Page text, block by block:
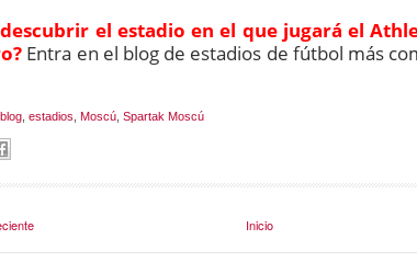
el estadio en el que jugará el
Entra en el blog de estadios de fútbol más
blog estadios Moscú Spartak Moscú
Inicio